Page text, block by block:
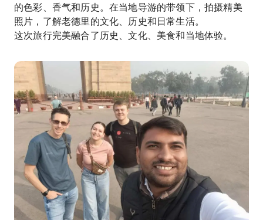
的色彩、香气和历史。在当地导游的带领下，拍摄精美
照片，了解老德里的文化、历史和日常生活。
这次旅行完美融合了历史、文化、美食和当地体验。